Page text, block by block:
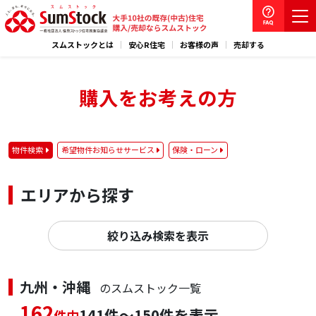
スムストックとは 安心R住宅 お客様の声 売却する
購入をお考えの方
物件検索 希望物件お知らせサービス 保険・ローン
エリアから探す
絞り込み検索を表示
九州・沖縄 のスムストック一覧